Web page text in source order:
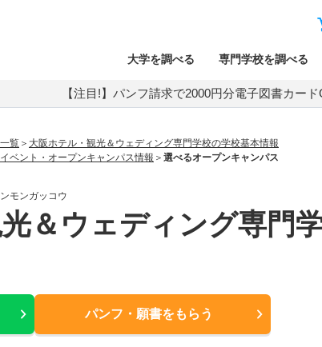
大学を調べる 専門学校を調べる
【注目!】パンフ請求で2000円分電子図書カード
覧
大阪ホテル・観光＆ウェディング専門学校の学校基本情報
ベント・オープンキャンパス情報
選べるオープンキャンパス
モンガッコウ
＆ウェディング専門
パンフ・願書をもらう